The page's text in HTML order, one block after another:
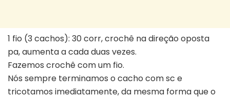
1 fio (3 cachos): 30 corr, crochê na direção oposta
pa, aumenta a cada duas vezes.
Fazemos crochê com um fio.
Nós sempre terminamos o cacho com sc e
tricotamos imediatamente, da mesma forma que o